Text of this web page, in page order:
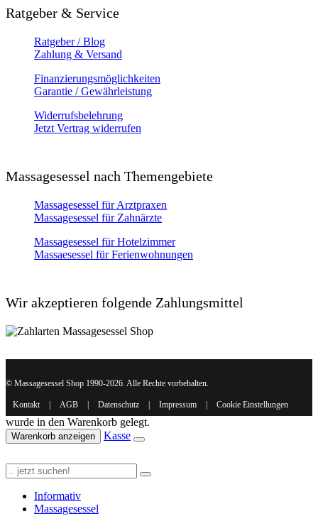
Ratgeber & Service
Ratgeber / Blog
Zahlung & Versand
Finanzierungsmöglichkeiten
Garantie / Gewährleistung
Widerrufsbelehrung
Jetzt Vertrag widerrufen
Massagesessel nach Themengebiete
Massagesessel für Arztpraxen
Massagesessel für Zahnärzte
Massagesessel für Hotelzimmer
Massaesessel für Ferienwohnungen
Wir akzeptieren folgende Zahlungsmittel
© Massagesessel Shop 1990-2026. Alle Rechte vorbehalten.
Kontakt AGB Datenschutz Impressum Cookie Einstellungen
wurde in den Warenkorb gelegt.
Warenkorb anzeigen Kasse
Informativ
Massagesessel